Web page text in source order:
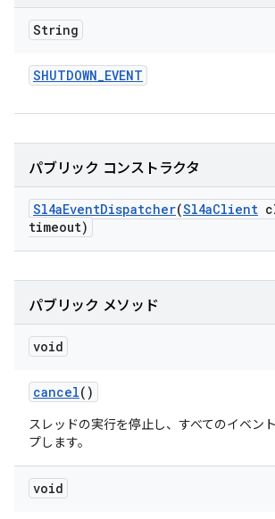
String
SHUTDOWN_EVENT
パブリック コンストラクタ
Sl4aEventDispatcher(Sl4aClient
timeout)
パブリック メソッド
void
cancel()
スレッドの実行を停止し、すべてのイベン
プします。
void